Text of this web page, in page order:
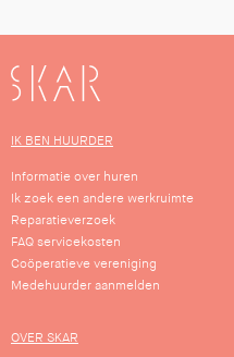
SKAR
IK BEN HUURDER
Informatie over huren
Ik zoek een andere werkruimte
Reparatieverzoek
FAQ servicekosten
Coöperatieve vereniging
Medehuurder aanmelden
OVER SKAR